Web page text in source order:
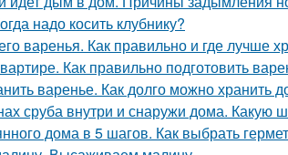
надо косить клубнику?
варенья. Как правильно и где лучше
Как правильно подготовить
варенье. Как долго можно хранить
сруба внутри и снаружи дома. Какую
дома в 5 шагов. Как выбрать